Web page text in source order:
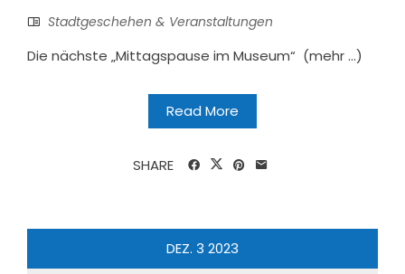
Stadtgeschehen & Veranstaltungen
Die nächste „Mittagspause im Museum“ (mehr …)
Read More
SHARE
DEZ. 3 2023